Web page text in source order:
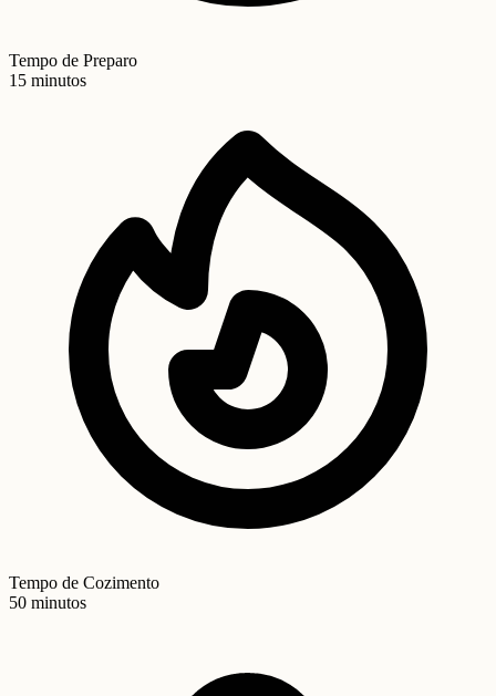
Tempo de Preparo
15 minutos
Tempo de Cozimento
50 minutos